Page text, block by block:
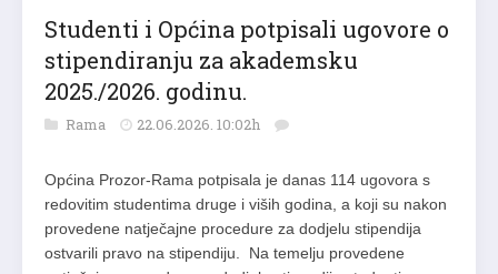
Studenti i Općina potpisali ugovore o
stipendiranju za akademsku
2025./2026. godinu.
Rama 22.06.2026. 10:02h
Općina Prozor-Rama potpisala je danas 114 ugovora s
redovitim studentima druge i viših godina, a koji su nakon
provedene natječajne procedure za dodjelu stipendija
ostvarili pravo na stipendiju. Na temelju provedene